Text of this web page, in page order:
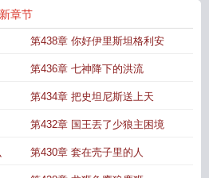
权游之三叉戟河之王免费阅读笔趣阁
王 篱笆好文学
章节
第438章 你好伊里斯坦格利安
第436章 七神降下的洪流
第434章 把史坦尼斯送上天
第432章 国王丟了少狼主困境
第430章 套在壳子里的人